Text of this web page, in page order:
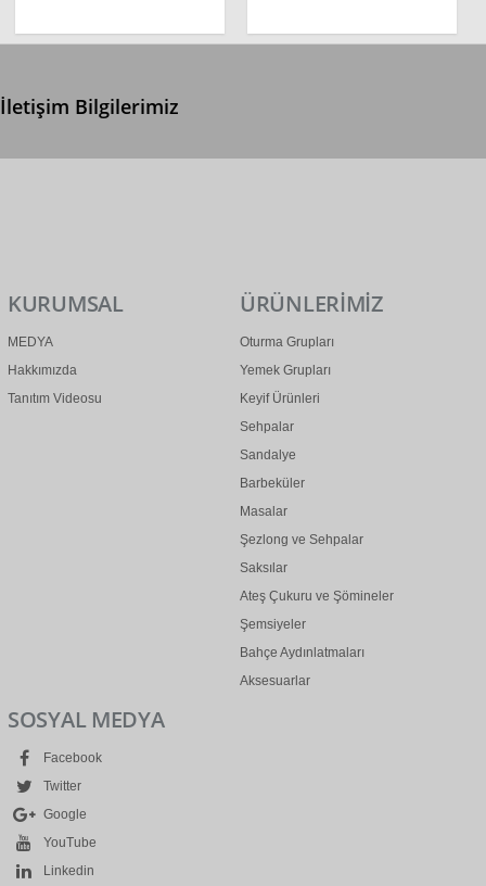
İletişim Bilgilerimiz
KURUMSAL
MEDYA
Hakkımızda
Tanıtım Videosu
ÜRÜNLERİMİZ
Oturma Grupları
Yemek Grupları
Keyif Ürünleri
Sehpalar
Sandalye
Barbeküler
Masalar
Şezlong ve Sehpalar
Saksılar
Ateş Çukuru ve Şömineler
Şemsiyeler
Bahçe Aydınlatmaları
Aksesuarlar
SOSYAL MEDYA
Facebook
Twitter
Google
YouTube
Linkedin